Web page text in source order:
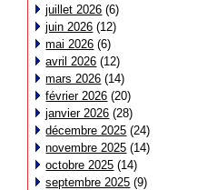
juillet 2026 (6)
juin 2026 (12)
mai 2026 (6)
avril 2026 (12)
mars 2026 (14)
février 2026 (20)
janvier 2026 (28)
décembre 2025 (24)
novembre 2025 (14)
octobre 2025 (14)
septembre 2025 (9)